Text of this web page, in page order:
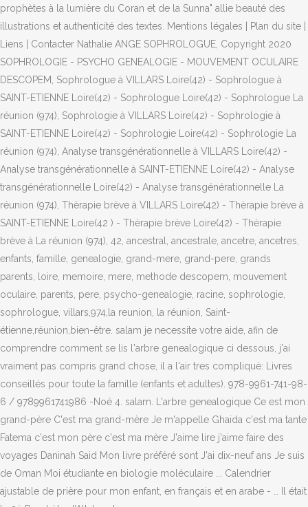
prophètes à la lumière du Coran et de la Sunna" allie beauté des
illustrations et authenticité des textes. Mentions légales | Plan du site |
Liens | Contacter Nathalie ANGE SOPHROLOGUE, Copyright 2020
SOPHROLOGIE - PSYCHO GENEALOGIE - MOUVEMENT OCULAIRE
DESCOPEM, Sophrologue à VILLARS Loire(42) - Sophrologue à
SAINT-ETIENNE Loire(42) - Sophrologue Loire(42) - Sophrologue La
réunion (974), Sophrologie à VILLARS Loire(42) - Sophrologie à
SAINT-ETIENNE Loire(42) - Sophrologie Loire(42) - Sophrologie La
réunion (974), Analyse transgénérationnelle à VILLARS Loire(42) -
Analyse transgénérationnelle à SAINT-ETIENNE Loire(42) - Analyse
transgénérationnelle Loire(42) - Analyse transgénérationnelle La
réunion (974), Thèrapie brève à VILLARS Loire(42) - Thèrapie brève à
SAINT-ETIENNE Loire(42 ) - Thèrapie brève Loire(42) - Thèrapie
brève à La réunion (974), 42, ancestral, ancestrale, ancetre, ancetres,
enfants, famille, genealogie, grand-mere, grand-pere, grands
parents, loire, memoire, mere, methode descopem, mouvement
oculaire, parents, pere, psycho-genealogie, racine, sophrologie,
sophrologue, villars,974,la reunion, la réunion, Saint-
étienne,réunion,bien-être. salam je necessite votre aide, afin de
comprendre comment se lis l'arbre genealogique ci dessous, j'ai
vraiment pas compris grand chose, il a l'air tres compliquè: Livres
conseillés pour toute la famille (enfants et adultes). 978-9961-741-98-
6 / 9789961741986 -Noé 4. salam. L'arbre genealogique Ce est mon
grand-père C'est ma grand-mère Je m'appelle Ghaida c'est ma tante
Fatema c'est mon père c'est ma mère J'aime lire j'aime faire des
voyages Daninah Said Mon livre préféré sont J'ai dix-neuf ans Je suis
de Oman Moi étudiante en biologie moléculaire ... Calendrier
ajustable de prière pour mon enfant, en français et en arabe - … Il était